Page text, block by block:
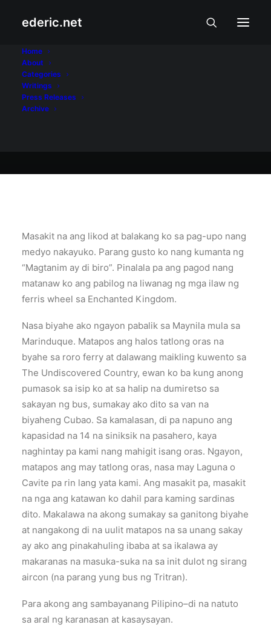
ederic.net
Home
About
Categories
Writings
Press Releases
Archive
Masakit na ang likod at balakang ko sa pag-upo nang
medyo nakayuko. Parang gusto ko nang kumanta ng
“Magtanim ay di biro”. Pinalala pa ang pagod nang
matanaw ko ang pabilog na liwanag ng mga ilaw ng
ferris wheel sa Enchanted Kingdom.
Nasa biyahe ako ngayon pabalik sa Maynila mula sa
Marinduque. Matapos ang halos tatlong oras na
byahe sa roro ferry at dalawang maikling kuwento sa
The Undiscovered Country, ewan ko ba kung anong
pumasok sa isip ko at sa halip na dumiretso sa
sakayan ng bus, sumakay ako dito sa van na
biyaheng Cubao. Sa kamalasan, di pa napuno ang
kapasidad na 14 na siniksik na pasahero, kaya
naghintay pa kami nang mahigit isang oras. Ngayon,
matapos ang may tatlong oras, nasa may Laguna o
Cavite pa rin lang yata kami. Ang masakit pa, masakit
na nga ang katawan ko dahil para kaming sardinas
dito. Makalawa na akong sumakay sa ganitong biyahe
at nangakong di na uulit matapos na sa unang sakay
ay ako ang pinakahuling ibaba at sa ikalawa ay
makaranas na masuka-suka na sa init dulot ng sirang
aircon (na parang yung bus ng Tritran).
Para akong ang sambayanang Pilipino–di na natuto
sa aral ng karanasan at kasaysayan.